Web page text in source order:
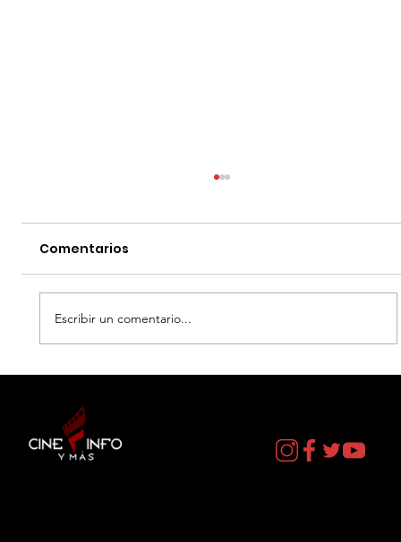
CURIOSOS por LIZ GIL
Comentarios
Escribir un comentario...